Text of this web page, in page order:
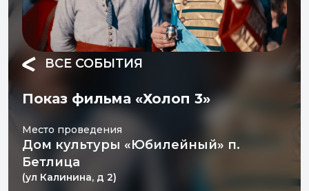
ВСЕ СОБЫТИЯ
Показ фильма «Холоп 3»
Место проведения
Дом культуры «Юбилейный» п.
Бетлица
(ул Калинина, д 2)